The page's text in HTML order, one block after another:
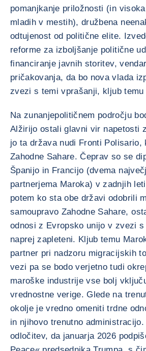
pomanjkanje priložnosti (in
mladih v mestih), družbena
odtujenost od politične elite.
reforme za izboljšanje politične
financiranje javnih storitev,
pričakovanja, da bo nova vlada
zvezi s temi vprašanji, kljub temu
Na zunanjepolitičnem področju
Alžirijo ostali glavni vir napetosti
jo ta država nudi Fronti Polisario,
Zahodne Sahare. Čeprav so se
Španijo in Francijo (dvema
partnerjema Maroka) v zadnjih
potem ko sta obe državi odobrili
samoupravo Zahodne Sahare,
odnosi z Evropsko unijo v zvezi
naprej zapleteni. Kljub temu
partner pri nadzoru migracijskih
vezi pa se bodo verjetno tudi
maroške industrije vse bolj
vrednostne verige. Glede na
okolje je vredno omeniti trdne
in njihovo trenutno
odločitev, da januarja 2026